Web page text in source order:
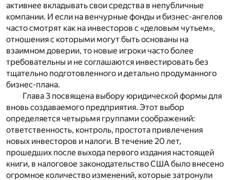
активнее вкладывать свои средства в непубличные
компании. И если на венчурные фонды и бизнес-ангелов
часто смотрят как на инвесторов с «деловым чутьем»,
отношения с которыми могут быть основаны на
взаимном доверии, то новые игроки часто более
требовательны и не соглашаются инвестировать без
тщательно подготовленного и детально продуманного
бизнес-плана.
Глава 3 посвящена выбору юридической формы для
вновь создаваемого предприятия. Этот выбор
определяется четырьмя группами соображений:
ответственность, контроль, простота привлечения
новых инвесторов и налоги. В течение 20 лет,
прошедших после выхода первого издания настоящей
книги, в налоговое законодательство США было внесено
огромное количество изменений, которые затронули